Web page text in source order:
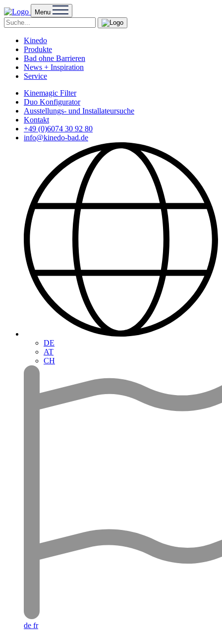
Menu
Kinedo
Produkte
Bad ohne Barrieren
News + Inspiration
Service
Kinemagic Filter
Duo Konfigurator
Ausstellungs- und Installateursuche
Kontakt
+49 (0)6074 30 92 80
info@kinedo-bad.de
DE
AT
CH
de fr